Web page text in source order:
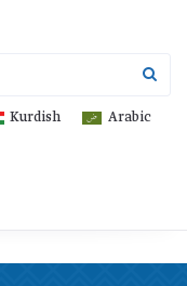
Arabic
Kurdish